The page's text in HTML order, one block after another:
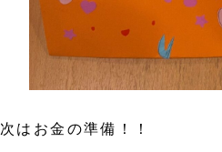
次はお金の準備！！